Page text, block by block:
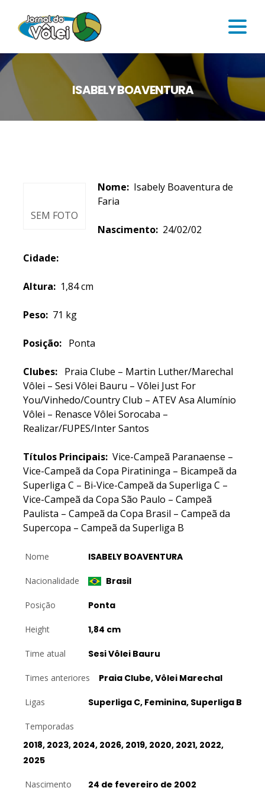
ISABELY BOAVENTURA
SEM FOTO
Nome: Isabely Boaventura de
Faria
Nascimento: 24/02/02
Cidade:
Altura: 1,84 cm
Peso: 71 kg
Posição: Ponta
Clubes: Praia Clube – Martin Luther/Marechal
Vôlei – Sesi Vôlei Bauru – Vôlei Just For
You/Vinhedo/Country Club – ATEV Asa Alumínio
Vôlei – Renasce Vôlei Sorocaba –
Realizar/FUPES/Inter Santos
Títulos Principais: Vice-Campeã Paranaense –
Vice-Campeã da Copa Piratininga – Bicampeã da
Superliga C – Bi-Vice-Campeã da Superliga C –
Vice-Campeã da Copa São Paulo – Campeã
Paulista – Campeã da Copa Brasil – Campeã da
Supercopa – Campeã da Superliga B
Nome ISABELY BOAVENTURA
Nacionalidade Brasil
Posição Ponta
Height 1,84 cm
Time atual Sesi Vôlei Bauru
Times anteriores Praia Clube, Vôlei Marechal
Ligas Superliga C, Feminina, Superliga B
Temporadas
2018, 2023, 2024, 2026, 2019, 2020, 2021, 2022,
2025
Nascimento 24 de fevereiro de 2002